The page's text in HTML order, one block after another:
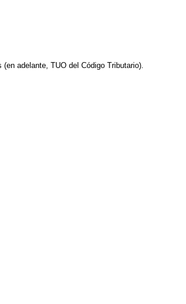
adelante, TUO del Código Tributario).